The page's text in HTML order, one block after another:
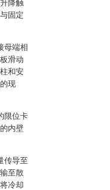
降触
固定
母端相
滑动
和安
现
限位卡
内壁
传导至
至散
冷却